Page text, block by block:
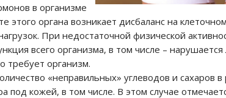
в организме
органа возникает дисбаланс на
При недостаточной физической
всего организма, в том числе –
требует организм.
«неправильных» углеводов и сахаров
под кожей, в том числе. В этом случае